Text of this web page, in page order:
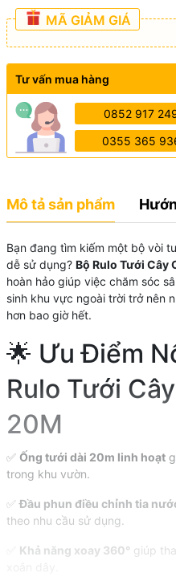
MÃ GIẢM GIÁ
Tư vấn mua hàng
0852 917
0355 365
Mô tả sản phẩm
Bạn đang tìm kiếm một bộ vòi
dễ sử dụng? Bộ Rulo Tưới Cây
hoàn hảo giúp việc chăm sóc
sinh khu vực ngoài trời trở nên
hơn bao giờ hết.
🌟 Ưu Điểm
Rulo Tưới
20M
✅ Ống tưới dài 20m linh hoạt
trong khu vườn.
✅Đầu phun điều chỉnh tia
theo nhu cầu sử dụng.
Khả năng xoay 360° giúp